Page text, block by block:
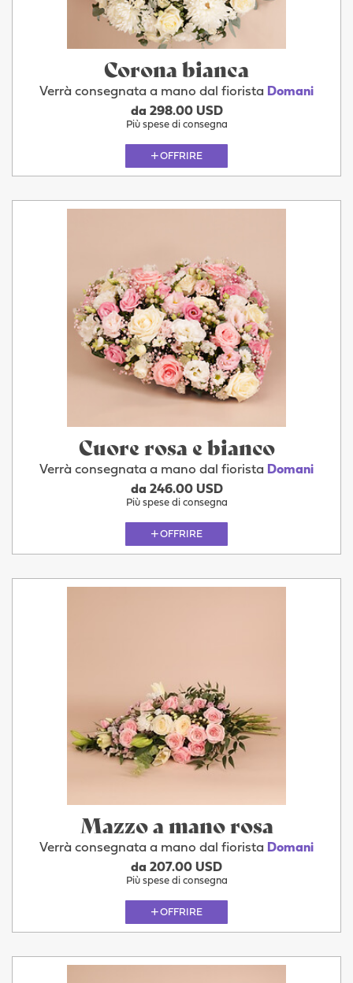
Corona bianca
Verrà consegnata a mano dal fiorista Domani
da 298.00 USD
Più spese di consegna
OFFRIRE
Cuore rosa e bianco
Verrà consegnata a mano dal fiorista Domani
da 246.00 USD
Più spese di consegna
OFFRIRE
Mazzo a mano rosa
Verrà consegnata a mano dal fiorista Domani
da 207.00 USD
Più spese di consegna
OFFRIRE